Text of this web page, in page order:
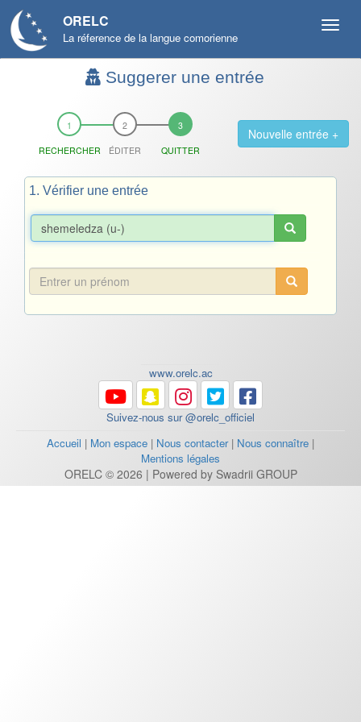
ORELC
La réference de la langue comorienne
Suggerer une entrée
RECHERCHER ÉDITER QUITTER
Nouvelle entrée +
1. Vérifier une entrée
www.orelc.ac
Suivez-nous sur @orelc_officiel
Accueil | Mon espace | Nous contacter| Nous connaître |
Mentions légales
ORELC © 2026 | Powered by Swadrii GROUP